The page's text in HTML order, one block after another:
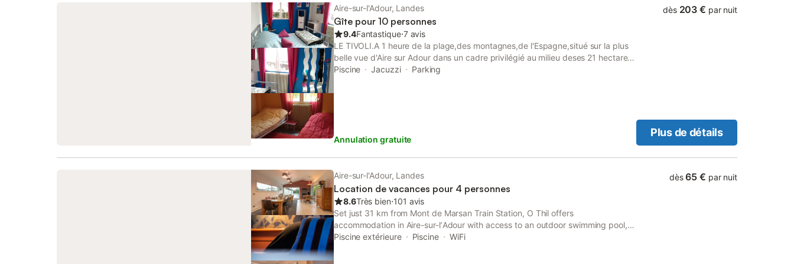
Aire-sur-l'Adour, Landes
Gîte pour 10 personnes
9.4Fantastique⋅7 avis
LE TIVOLI.A 1 heure de la plage,des montagnes,de l'Espagne,situé sur la plus
belle vue d'Aire sur Adour dans un cadre privilégié au milieu deses 21 hectares
de foret et de prairiesle gite se trouve à 2 km de la ville aves ses magasins ses
Piscine Jacuzzi Parking
Annulation gratuite
dès 203 € par nuit
Plus de détails
Aire-sur-l'Adour, Landes
Location de vacances pour 4 personnes
8.6Très bien⋅101 avis
Set just 31 km from Mont de Marsan Train Station, O Thil offers
accommodation in Aire-sur-lʼAdour with access to an outdoor swimming pool, a
shared lounge, as well as full-day security.
Piscine extérieure Piscine WiFi
dès 65 € par nuit